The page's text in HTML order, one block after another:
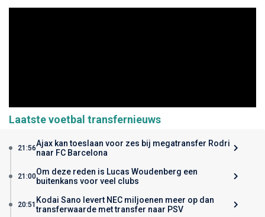
Laatste voetbal transfernieuws
21:56Ajax kan toeslaan voor zes bij megatransfer Rodri
naar FC Barcelona
21:00Om deze reden is Lucas Woudenberg een
buitenkans voor veel clubs
20:51 Kodai Sano levert NEC miljoenen meer op dan
transferwaarde met transfer naar PSV